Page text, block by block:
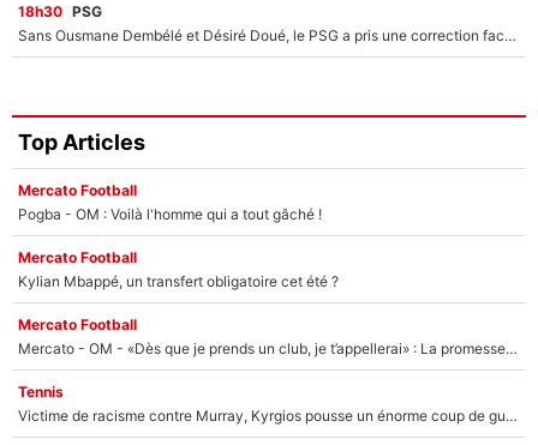
18h30 PSG
Sans Ousmane Dembélé et Désiré Doué, le PSG a pris une correction face à Majorque : Luis Enrique attend avec impatience des renforts !
Top Articles
Mercato Football
Pogba - OM : Voilà l'homme qui a tout gâché !
Mercato Football
Kylian Mbappé, un transfert obligatoire cet été ?
Mercato Football
Mercato - OM - «Dès que je prends un club, je t’appellerai» : La promesse de Marcelino au moment de claquer la porte
Tennis
Victime de racisme contre Murray, Kyrgios pousse un énorme coup de gueule !